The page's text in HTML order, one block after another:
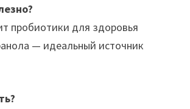
пробиотики для здоровья
— идеальный источник